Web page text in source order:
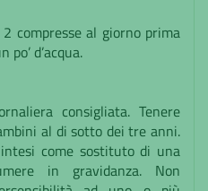
compresse al giorno prima
d’acqua.
consigliata. Tenere
al di sotto dei tre anni.
come sostituto di una
in gravidanza. Non